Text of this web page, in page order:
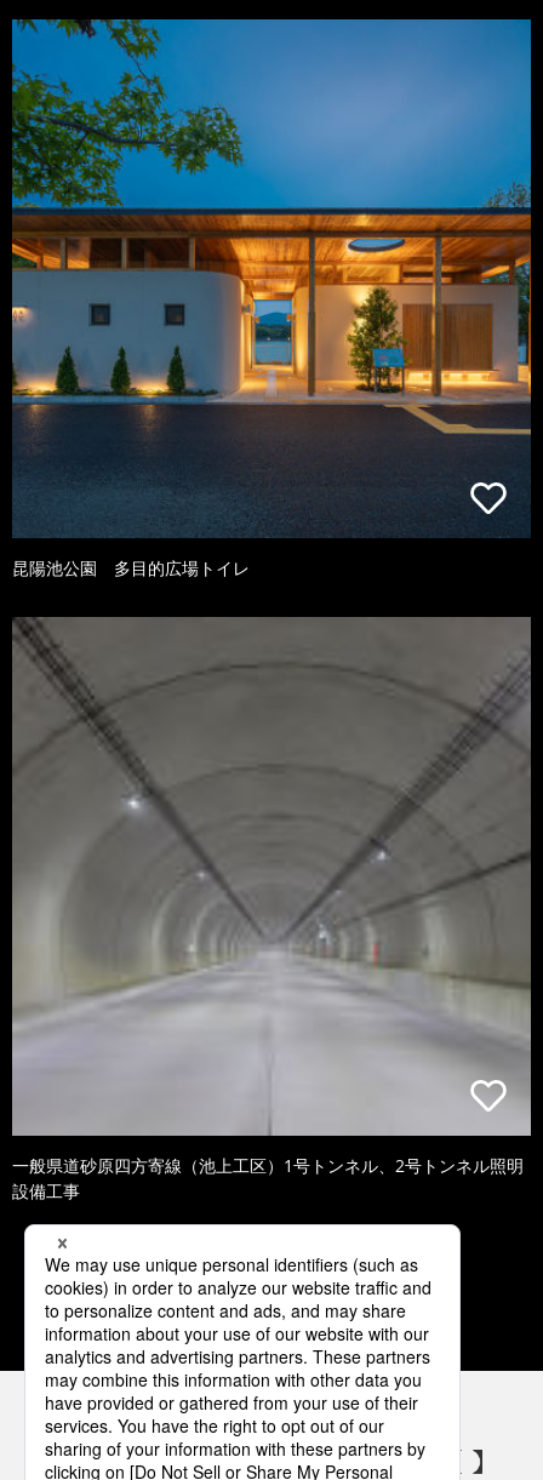
昆陽池公園 多目的広場トイレ
一般県道砂原四方寄線（池上工区）1号トンネル、2号トンネル照明
設備工事
1 2 3 4 5
パナソニックの電気設備 SNSアカウント